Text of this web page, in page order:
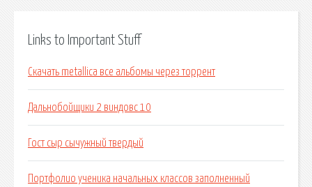
Links to Important Stuff
Скачать metallica все альбомы через торрент
Дальнобойщики 2 виндовс 10
Гост сыр сычужный твердый
Портфолио ученика начальных классов заполненный